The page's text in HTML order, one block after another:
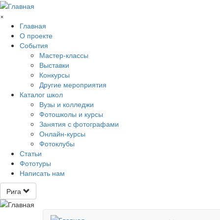
Перейти к основному содержанию
×
Главная
О проекте
События
Мастер-классы
Выставки
Конкурсы
Другие мероприятия
Каталог школ
Вузы и колледжи
Фотошколы и курсы
Занятия с фотографами
Онлайн-курсы
Фотоклубы
Статьи
Фототуры
Написать нам
Рига